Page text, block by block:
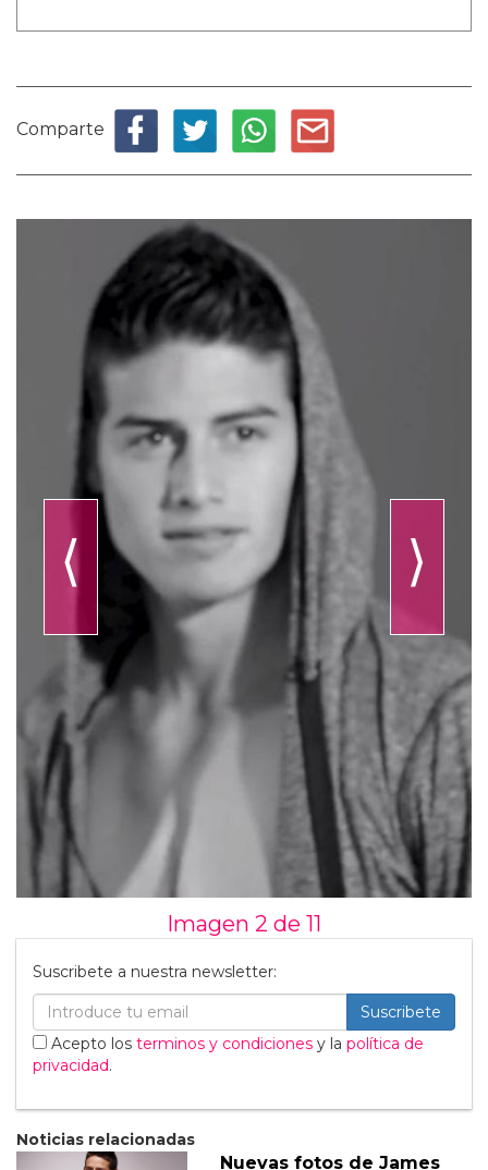
Comparte
⟨ ⟩
Imagen 2 de 11
Suscribete a nuestra newsletter:
Suscribete
Acepto los terminos y condiciones y la política de
privacidad.
Noticias relacionadas
Nuevas fotos de James